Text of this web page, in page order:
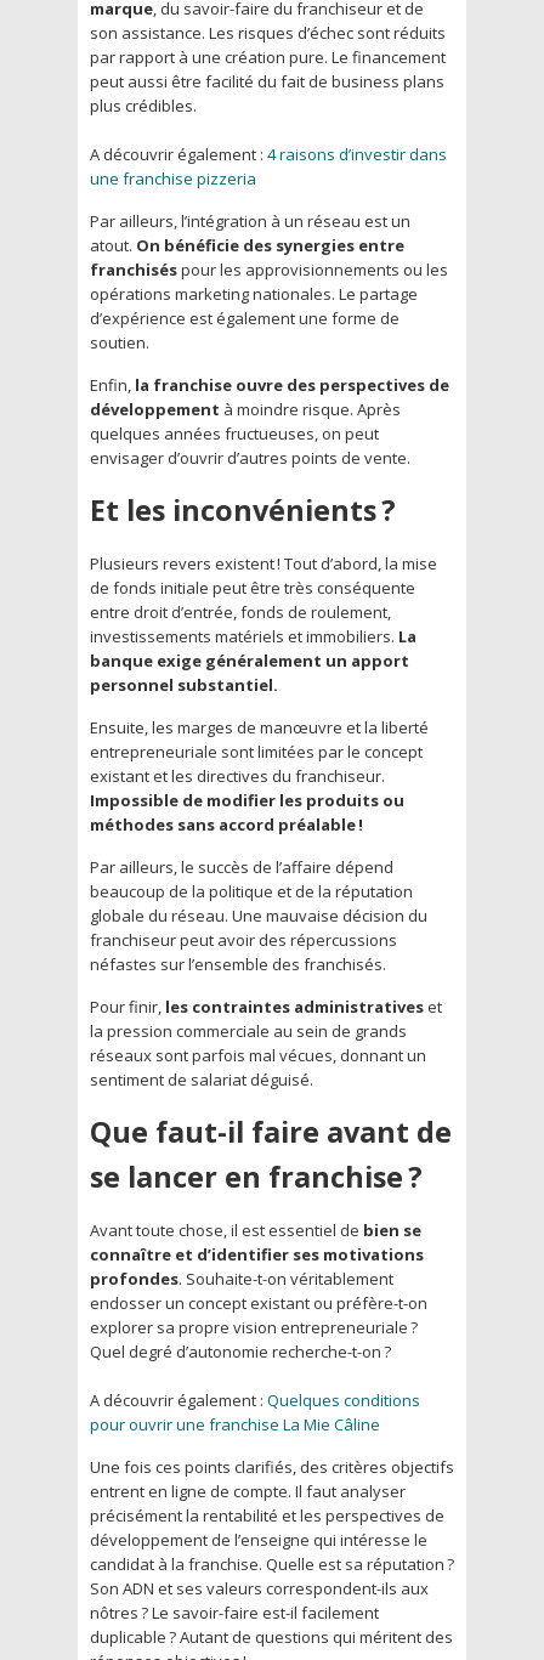
marque, du savoir-faire du franchiseur et de
son assistance. Les risques d’échec sont réduits
par rapport à une création pure. Le financement
peut aussi être facilité du fait de business plans
plus crédibles.
A découvrir également : 4 raisons d’investir dans
une franchise pizzeria
Par ailleurs, l’intégration à un réseau est un
atout. On bénéficie des synergies entre
franchiséspour les approvisionnements ou les
opérations marketing nationales. Le partage
d’expérience est également une forme de
soutien.
Enfin, la franchise ouvre des perspectives de
développement à moindre risque. Après
quelques années fructueuses, on peut
envisager d’ouvrir d’autres points de vente.
Et les inconvénients ?
Plusieurs revers existent ! Tout d’abord, la mise
de fonds initiale peut être très conséquente
entre droit d’entrée, fonds de roulement,
investissements matériels et immobiliers. La
banque exige généralement un apport
personnel substantiel.
Ensuite, les marges de manœuvre et la liberté
entrepreneuriale sont limitées par le concept
existant et les directives du franchiseur.
Impossible de modifier les produits ou
méthodes sans accord préalable !
Par ailleurs, le succès de l’affaire dépend
beaucoup de la politique et de la réputation
globale du réseau. Une mauvaise décision du
franchiseur peut avoir des répercussions
néfastes sur l’ensemble des franchisés.
Pour finir, les contraintes administrativeset
la pression commerciale au sein de grands
réseaux sont parfois mal vécues, donnant un
sentiment de salariat déguisé.
Que faut-il faire avant de
se lancer en franchise ?
Avant toute chose, il est essentiel de bien se
connaître et d’identifier ses motivations
profondes. Souhaite-t-on véritablement
endosser un concept existant ou préfère-t-on
explorer sa propre vision entrepreneuriale ?
Quel degré d’autonomie recherche-t-on ?
A découvrir également : Quelques conditions
pour ouvrir une franchise La Mie Câline
Une fois ces points clarifiés, des critères objectifs
entrent en ligne de compte. Il faut analyser
précisément la rentabilité et les perspectives de
développement de l’enseigne qui intéresse le
candidat à la franchise. Quelle est sa réputation ?
Son ADN et ses valeurs correspondent-ils aux
nôtres ? Le savoir-faire est-il facilement
duplicable ? Autant de questions qui méritent des